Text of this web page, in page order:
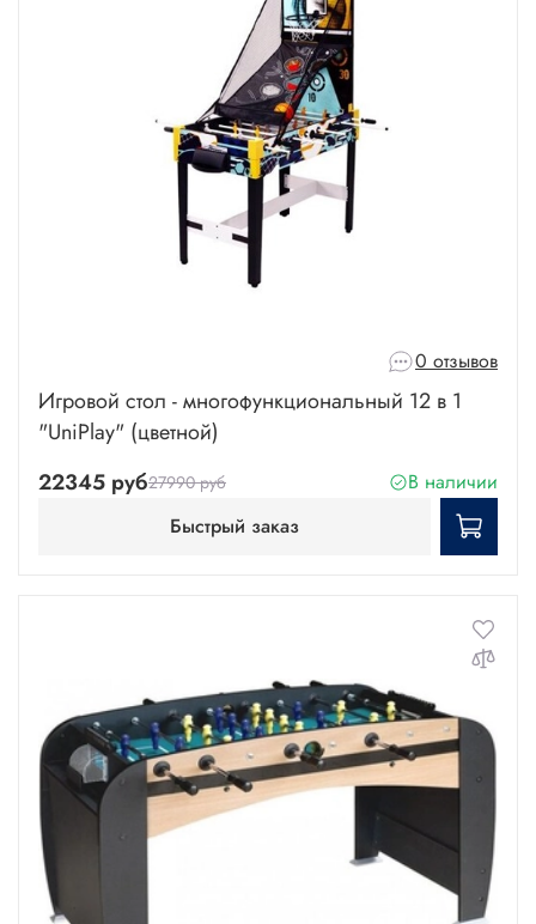
0 отзывов
Игровой стол - многофункциональный 12 в 1
"UniPlay" (цветной)
22345 руб27990 руб
В наличии
Быстрый заказ